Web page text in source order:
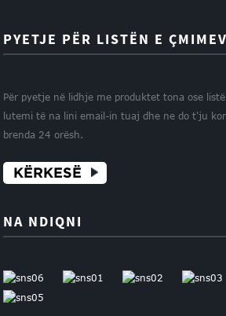
PYETJE PËR LISTËN E
Për pyetje në lidhje me produktet tona ose
lutemi të na lini email-in tuaj dhe ne do t'ju
brenda 24 orësh.
KËRKESË
NA NDIQNI